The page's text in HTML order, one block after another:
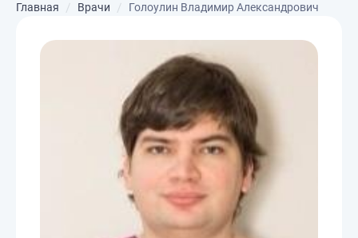
Главная Врачи Голоулин Владимир Александрович